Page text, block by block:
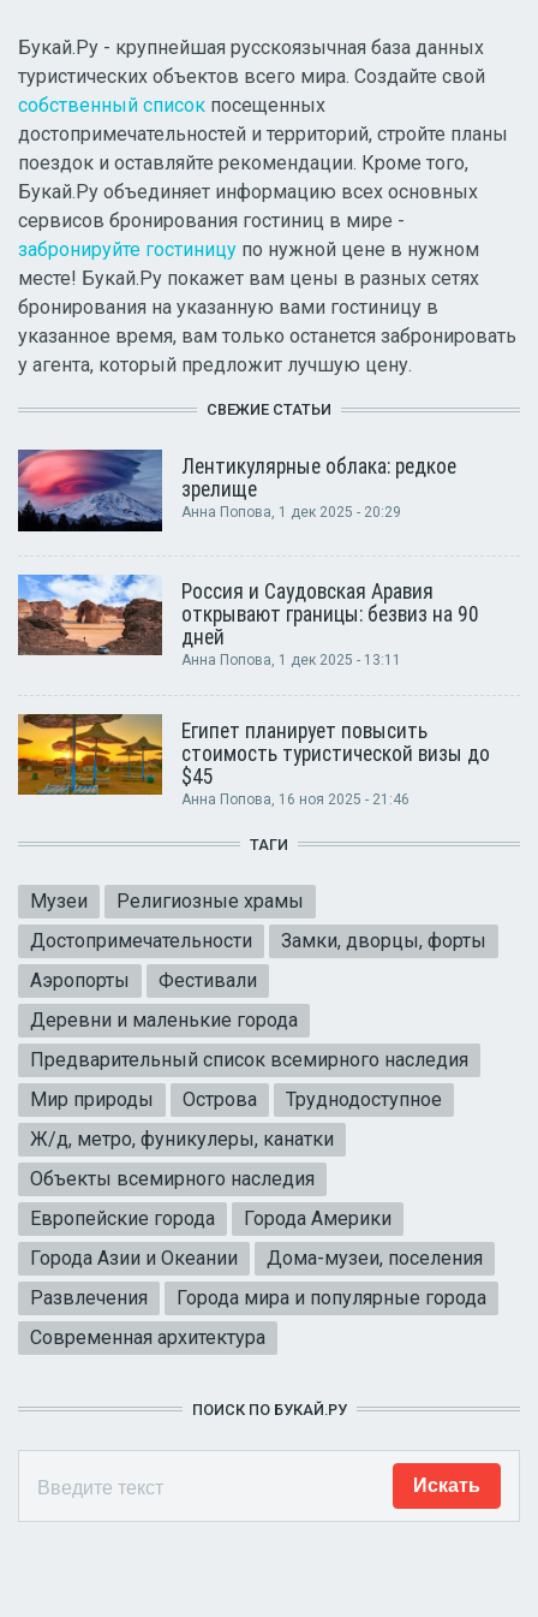
Букай.Ру - крупнейшая русскоязычная база данных
туристических объектов всего мира. Создайте свой
собственный список посещенных
достопримечательностей и территорий, стройте планы
поездок и оставляйте рекомендации. Кроме того,
Букай.Ру объединяет информацию всех основных
сервисов бронирования гостиниц в мире -
забронируйте гостиницу по нужной цене в нужном
месте! Букай.Ру покажет вам цены в разных сетях
бронирования на указанную вами гостиницу в
указанное время, вам только останется забронировать
у агента, который предложит лучшую цену.
СВЕЖИЕ СТАТЬИ
Лентикулярные облака: редкое
зрелище
Анна Попова, 1 дек 2025 - 20:29
Россия и Саудовская Аравия
открывают границы: безвиз на 90
дней
Анна Попова, 1 дек 2025 - 13:11
Египет планирует повысить
стоимость туристической визы до
$45
Анна Попова, 16 ноя 2025 - 21:46
ТАГИ
Музеи
Религиозные храмы
Достопримечательности
Замки, дворцы, форты
Аэропорты
Фестивали
Деревни и маленькие города
Предварительный список всемирного наследия
Мир природы
Острова
Труднодоступное
Ж/д, метро, фуникулеры, канатки
Объекты всемирного наследия
Европейские города
Города Америки
Города Азии и Океании
Дома-музеи, поселения
Развлечения
Города мира и популярные города
Современная архитектура
ПОИСК ПО БУКАЙ.РУ